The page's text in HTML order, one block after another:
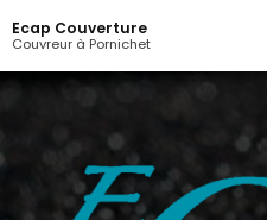
auEcap Couverture
Couvreur à Pornichet